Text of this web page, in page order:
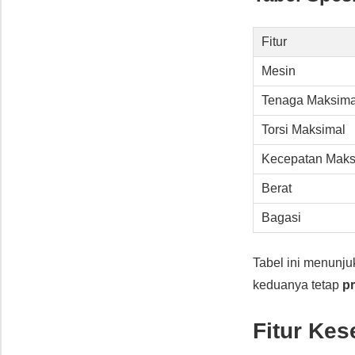
Fitur
Mesin
Tenaga
Torsi Maksimal
Kecepatan
Berat
Bagasi
Tabel ini
keduanya tetap
Fitur